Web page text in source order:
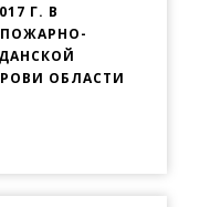
Г. В
ОБЛАСТИ